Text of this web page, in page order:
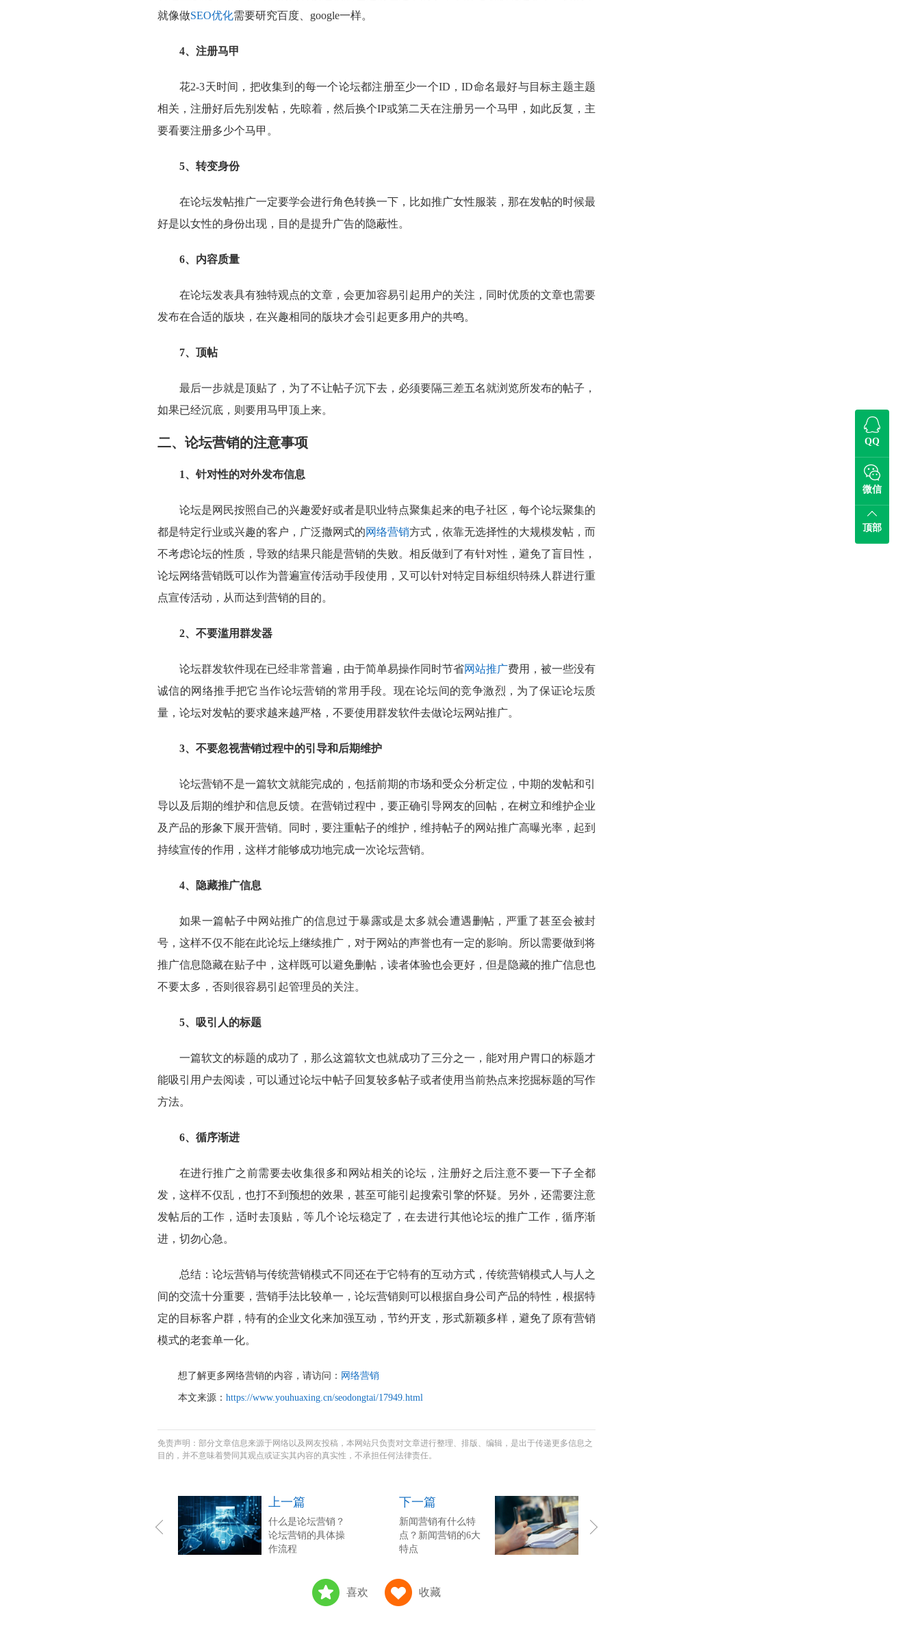
就像做SEO优化需要研究百度、google一样。
4、注册马甲
花2-3天时间，把收集到的每一个论坛都注册至少一个ID，ID命名最好与目标主题主题
相关，注册好后先别发帖，先晾着，然后换个IP或第二天在注册另一个马甲，如此反复，主
要看要注册多少个马甲。
5、转变身份
在论坛发帖推广一定要学会进行角色转换一下，比如推广女性服装，那在发帖的时候最
好是以女性的身份出现，目的是提升广告的隐蔽性。
6、内容质量
在论坛发表具有独特观点的文章，会更加容易引起用户的关注，同时优质的文章也需要
发布在合适的版块，在兴趣相同的版块才会引起更多用户的共鸣。
7、顶帖
最后一步就是顶贴了，为了不让帖子沉下去，必须要隔三差五名就浏览所发布的帖子，
如果已经沉底，则要用马甲顶上来。
二、论坛营销的注意事项
1、针对性的对外发布信息
论坛是网民按照自己的兴趣爱好或者是职业特点聚集起来的电子社区，每个论坛聚集的
都是特定行业或兴趣的客户，广泛撒网式的网络营销方式，依靠无选择性的大规模发帖，而
不考虑论坛的性质，导致的结果只能是营销的失败。相反做到了有针对性，避免了盲目性，
论坛网络营销既可以作为普遍宣传活动手段使用，又可以针对特定目标组织特殊人群进行重
点宣传活动，从而达到营销的目的。
2、不要滥用群发器
论坛群发软件现在已经非常普遍，由于简单易操作同时节省网站推广费用，被一些没有
诚信的网络推手把它当作论坛营销的常用手段。现在论坛间的竞争激烈，为了保证论坛质
量，论坛对发帖的要求越来越严格，不要使用群发软件去做论坛网站推广。
3、不要忽视营销过程中的引导和后期维护
论坛营销不是一篇软文就能完成的，包括前期的市场和受众分析定位，中期的发帖和引
导以及后期的维护和信息反馈。在营销过程中，要正确引导网友的回帖，在树立和维护企业
及产品的形象下展开营销。同时，要注重帖子的维护，维持帖子的网站推广高曝光率，起到
持续宣传的作用，这样才能够成功地完成一次论坛营销。
4、隐藏推广信息
如果一篇帖子中网站推广的信息过于暴露或是太多就会遭遇删帖，严重了甚至会被封
号，这样不仅不能在此论坛上继续推广，对于网站的声誉也有一定的影响。所以需要做到将
推广信息隐藏在贴子中，这样既可以避免删帖，读者体验也会更好，但是隐藏的推广信息也
不要太多，否则很容易引起管理员的关注。
5、吸引人的标题
一篇软文的标题的成功了，那么这篇软文也就成功了三分之一，能对用户胃口的标题才
能吸引用户去阅读，可以通过论坛中帖子回复较多帖子或者使用当前热点来挖掘标题的写作
方法。
6、循序渐进
在进行推广之前需要去收集很多和网站相关的论坛，注册好之后注意不要一下子全都
发，这样不仅乱，也打不到预想的效果，甚至可能引起搜索引擎的怀疑。另外，还需要注意
发帖后的工作，适时去顶贴，等几个论坛稳定了，在去进行其他论坛的推广工作，循序渐
进，切勿心急。
总结：论坛营销与传统营销模式不同还在于它特有的互动方式，传统营销模式人与人之
间的交流十分重要，营销手法比较单一，论坛营销则可以根据自身公司产品的特性，根据特
定的目标客户群，特有的企业文化来加强互动，节约开支，形式新颖多样，避免了原有营销
模式的老套单一化。
想了解更多网络营销的内容，请访问： 网络营销
本文来源： https://www.youhuaxing.cn/seodongtai/17949.html
免责声明：部分文章信息来源于网络以及网友投稿，本网站只负责对文章进行整理、排版、编辑，是出于传递更多信息之
目的，并不意味着赞同其观点或证实其内容的真实性，不承担任何法律责任。
上一篇
什么是论坛营销？
论坛营销的具体操
作流程
下一篇
新闻营销有什么特
点？新闻营销的6大
特点
喜欢 收藏
QQ
微信
顶部